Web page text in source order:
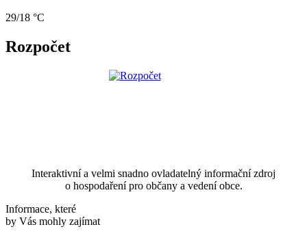
29/18 °C
Rozpočet
Interaktivní a velmi snadno ovladatelný informační zdroj
o hospodaření pro občany a vedení obce.
Informace, které
by Vás mohly zajímat